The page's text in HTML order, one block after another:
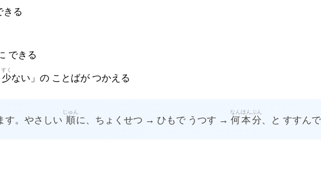
きる
できる
少
すく
ない」の ことばが つかえる
す。やさしい 順
じゅん
に、ちょくせつ → ひもで うつす → 何
なん
本
ほん
分
ぶん
、と すすん